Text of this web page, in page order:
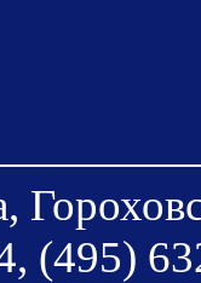
(495)